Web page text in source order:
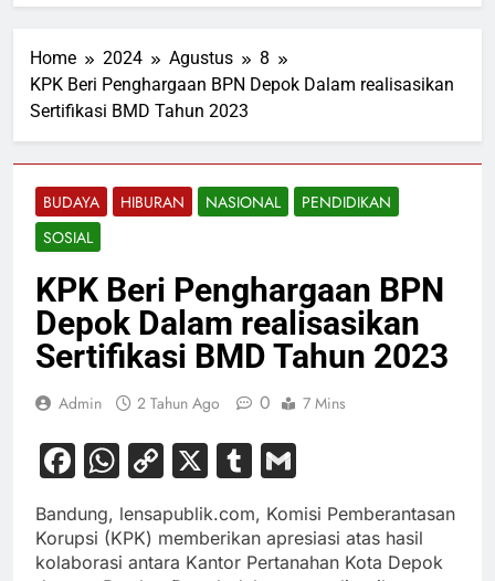
Home 2024 Agustus
8
KPK Beri Penghargaan BPN Depok Dalam realisasikan
Sertifikasi BMD Tahun 2023
BUDAYA HIBURAN NASIONAL
PENDIDIKAN
SOSIAL
KPK Beri Penghargaan BPN
Depok Dalam realisasikan
Sertifikasi BMD Tahun 2023
Admin 2 Tahun Ago 0 7 Mins
Facebook
WhatsApp
Copy
Link
X Tumblr
Bandung, lensapublik.com, Komisi Pemberantasan
Korupsi (KPK) memberikan apresiasi atas hasil
kolaborasi antara Kantor Pertanahan Kota Depok